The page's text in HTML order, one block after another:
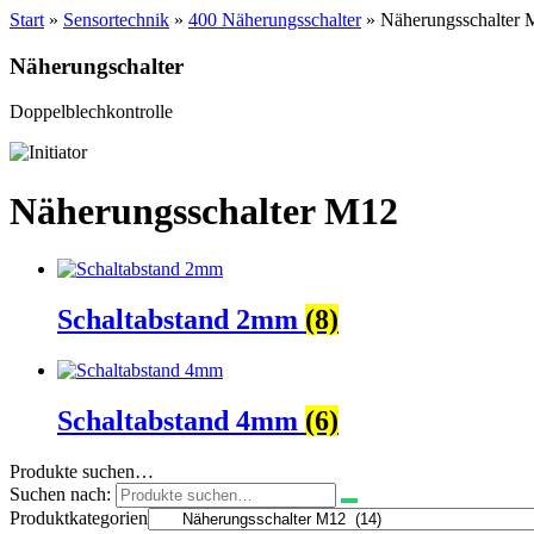
Start » Sensortechnik » 400 Näherungsschalter» Näherungsschalter
Näherungschalter
Doppelblechkontrolle
Näherungsschalter M12
Schaltabstand 2mm (8)
Schaltabstand 4mm (6)
Produkte suchen…
Suchen nach:
Produktkategorien